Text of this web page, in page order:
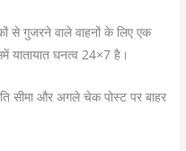
से गुजरने वाले वाहनों के लिए एक
यातायात घनत्व 24×7 है।
सीमा और अगले चेक पोस्ट पर बाहर